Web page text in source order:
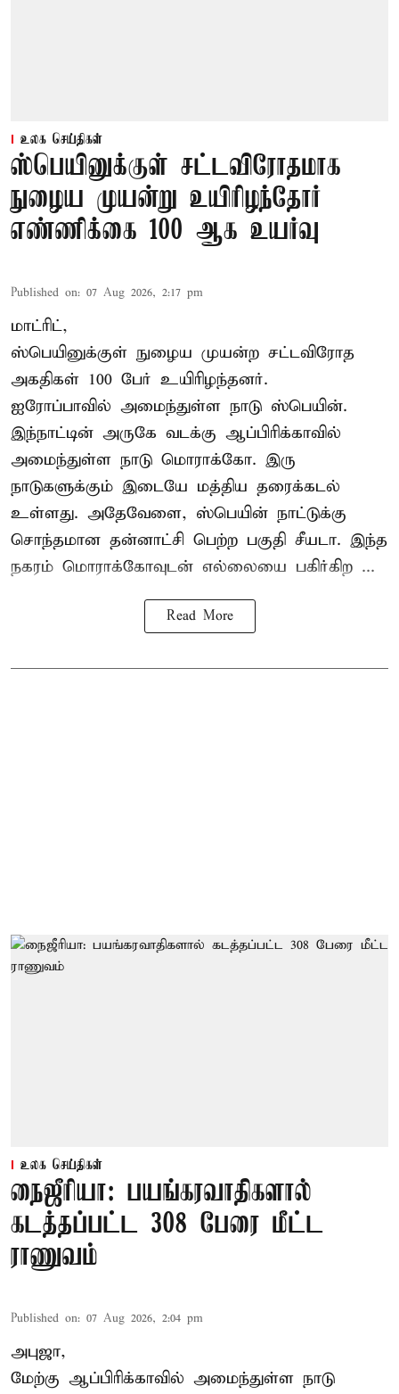
உலக செய்திகள்
ஸ்பெயினுக்குள் சட்டவிரோதமாக
நுழைய முயன்று உயிரிழந்தோர்
எண்ணிக்கை 100 ஆக உயர்வு
Published on: 07 Aug 2026, 2:17 pm
மாட்ரிட்,
ஸ்பெயினுக்குள் நுழைய முயன்ற சட்டவிரோத
அகதிகள் 100 பேர் உயிரிழந்தனர்.
ஐரோப்பாவில் அமைந்துள்ள நாடு ஸ்பெயின்.
இந்நாட்டின் அருகே வடக்கு ஆப்பிரிக்காவில்
அமைந்துள்ள நாடு மொராக்கோ. இரு
நாடுகளுக்கும் இடையே மத்திய தரைக்கடல்
உள்ளது. அதேவேளை, ஸ்பெயின் நாட்டுக்கு
சொந்தமான தன்னாட்சி பெற்ற பகுதி சீயடா. இந்த
நகரம் மொராக்கோவுடன் எல்லையை பகிர்கிற ...
Read More
உலக செய்திகள்
நைஜீரியா: பயங்கரவாதிகளால்
கடத்தப்பட்ட 308 பேரை மீட்ட
ராணுவம்
Published on: 07 Aug 2026, 2:04 pm
அபுஜா,
மேற்கு ஆப்பிரிக்காவில் அமைந்துள்ள நாடு